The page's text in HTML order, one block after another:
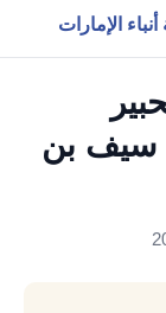
الإمارات
سيف بن